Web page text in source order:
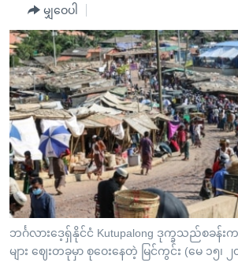
ကျော်
ကြည့်
ရန်
ပင်မ
အ
ညွန်း
စာမျက်နှာ
သို့
ကျော်
ကြည့်
ရန်
ရှာဖွေ
ရန်
အမေရိကန်သုံးအီဒီယံ
မကြေးမုံရဲ့ အင်္ဂလိပ်စာ
ရုပ်ရှင်ထဲက အင်္ဂလိပ်စာ
သုတပဒေသာ အင်္ဂလိပ်စာ
အပတ်စဉ်ကဏ္ဍများ
ရေဒီယို
တီဗွီ
ရေဒီယိုနှင့်ရုပ်သံ အချက်အလက်များ
ရေဒီယို/တီဗွီအစီအစဉ်
Learning English
ဗွီအိုအေ လူမှုကွန်ယက်များ
ဘာသာစကားများ
မျှဝေပါ
ဘင်္ဂလားဒေ့ရှ်နိုင်ငံ Kutupalong ဒုက္ခသည်စခန်
များ ဈေးတခုမှာ စုဝေးနေတဲ့ မြင်ကွင်း (မေ ၁၅၊ ၂